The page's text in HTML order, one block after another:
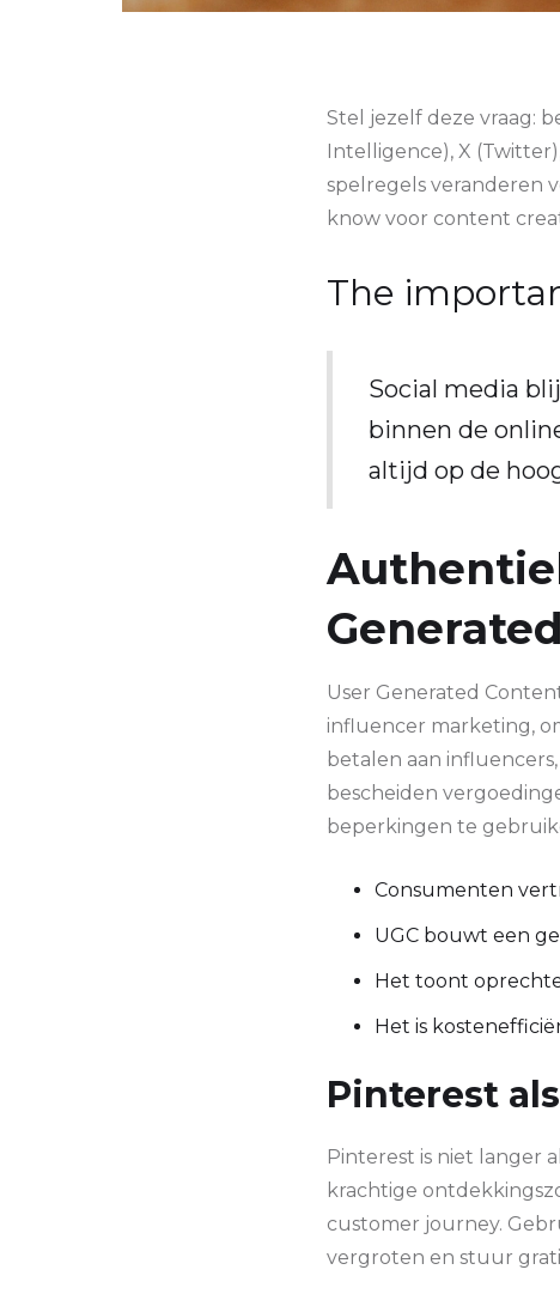
Stel jezelf deze vraag:
Intelligence), X
spelregels veranderen
know voor content
The
Social media
binnen de
altijd op de
User Generated
influencer marketing,
betalen aan
bescheiden
beperkingen te
Consumenten
UGC bouwt een
Het toont
Het is
Pinterest
Pinterest is niet langer
krachtige
customer journey.
vergroten en stuur